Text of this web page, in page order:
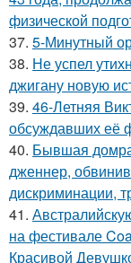
физической
37. 5-Минутный
38. Не успел
джигану новую
39. 46-Летняя
обсуждавших её
40. Бывшая
дженнер,
дискриминации,
41.
на фестивале
Красивой